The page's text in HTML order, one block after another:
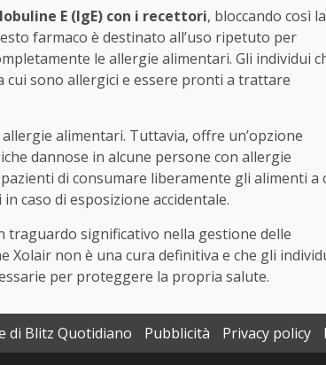
E (IgE) con i recettori, bloccando così la
farmaco è destinato all’uso ripetuto per
le allergie alimentari. Gli individui
sono allergici e essere pronti a trattare
alimentari. Tuttavia, offre un’opzione
dannose in alcune persone con allergie
di consumare liberamente gli alimenti a
caso di esposizione accidentale.
traguardo significativo nella gestione delle
non è una cura definitiva e che gli
per proteggere la propria salute.
di Blitz Quotidiano Pubblicità Privacy policy